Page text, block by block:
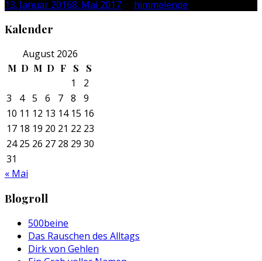
13. Januar 20168. Mai 2017 himmelende
Kalender
August 2026
M D M D F S S
1
2
3
4 5 6 7 8
9
10 11 12 13 14 15 16
17 18 19 20 21 22 23
24 25 26 27 28 29 30
31
« Mai
Blogroll
500beine
Das Rauschen des Alltags
Dirk von Gehlen